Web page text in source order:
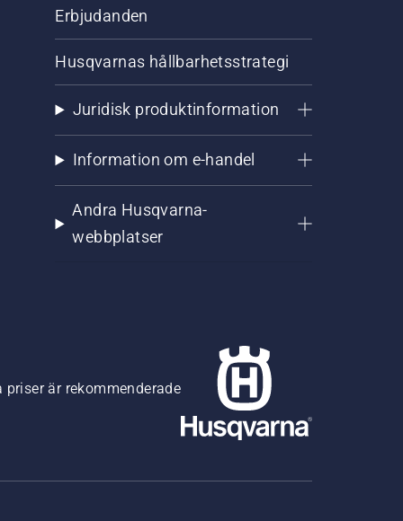
Erbjudanden
Husqvarnas hållbarhetsstrategi
Juridisk produktinformation
Information om e-handel
Andra Husqvarna-
webbplatser
är rekommenderade